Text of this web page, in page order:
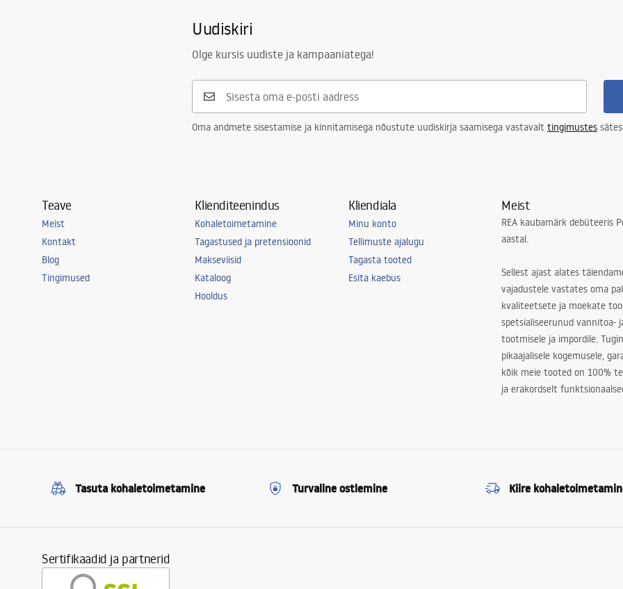
Uudiskiri
Olge kursis uudiste ja kampaaniatega!
Oma andmete sisestamise ja kinnitamisega nõustute uudiskirja saamisega vastavalt tingimustes
Teave
Meist
Kontakt
Blog
Tingimused
Klienditeenindus
Kohaletoimetamine
Tagastused ja pretensioonid
Makseviisid
Kataloog
Hooldus
Kliendiala
Minu konto
Tellimuste ajalugu
Tagasta tooted
Esita kaebus
Meist
REA kaubamärk debüteeris
aastal.
Sellest ajast alates
vajadustele vastates oma
kvaliteetsete ja moekate
spetsialiseerunud vannitoa-
tootmisele ja impordile.
pikaajalisele kogemusele,
kõik meie tooted on 100%
ja erakordselt
Tasuta kohaletoimetamine Turvaline ostlemine Kiire
Sertifikaadid ja partnerid